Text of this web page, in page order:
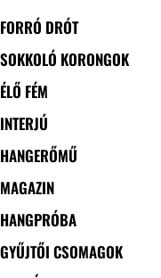
FORRÓ DRÓT
SOKKOLÓ KORONGOK
ÉLŐ FÉM
INTERJÚ
HANGERŐMŰ
MAGAZIN
HANGPRÓBA
GYŰJTŐI CSOMAGOK